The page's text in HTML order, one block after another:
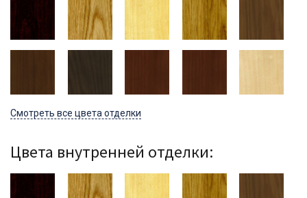
Смотреть все цвета отделки
Цвета внутренней отделки: